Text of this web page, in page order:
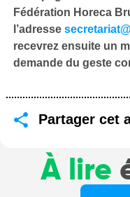
Fédération Horeca
l’adresse
recevrez ensuite un
demande du geste
Partager cet
À lire